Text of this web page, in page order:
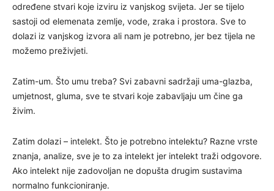
određene stvari koje izviru iz vanjskog svijeta. Jer se tijelo
sastoji od elemenata zemlje, vode, zraka i prostora. Sve to
dolazi iz vanjskog izvora ali nam je potrebno, jer bez tijela ne
možemo preživjeti.
Zatim-um. Što umu treba? Svi zabavni sadržaji uma-glazba,
umjetnost, gluma, sve te stvari koje zabavljaju um čine ga
živim.
Zatim dolazi – intelekt. Što je potrebno intelektu? Razne vrste
znanja, analize, sve je to za intelekt jer intelekt traži odgovore.
Ako intelekt nije zadovoljan ne dopušta drugim sustavima
normalno funkcioniranje.